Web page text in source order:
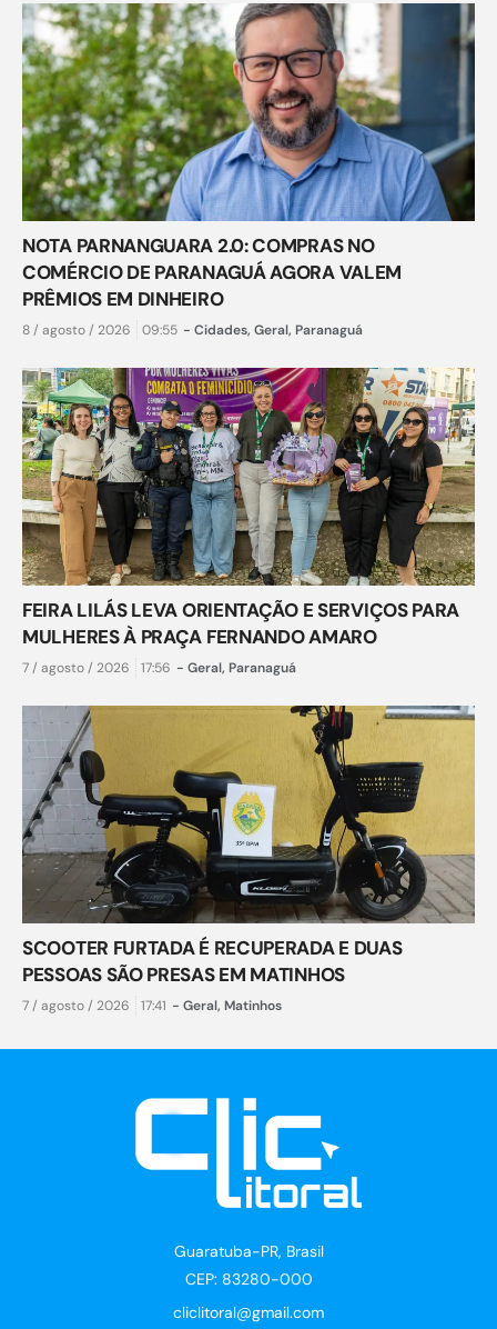
NOTA PARNANGUARA 2.0: COMPRAS NO
COMÉRCIO DE PARANAGUÁ AGORA VALEM
PRÊMIOS EM DINHEIRO
8 / agosto / 2026 09:55 - Cidades, Geral, Paranaguá
FEIRA LILÁS LEVA ORIENTAÇÃO E SERVIÇOS PARA
MULHERES À PRAÇA FERNANDO AMARO
7 / agosto / 2026 17:56 - Geral, Paranaguá
SCOOTER FURTADA É RECUPERADA E DUAS
PESSOAS SÃO PRESAS EM MATINHOS
7 / agosto / 2026 17:41 - Geral, Matinhos
Guaratuba-PR, Brasil
CEP: 83280-000
cliclitoral@gmail.com